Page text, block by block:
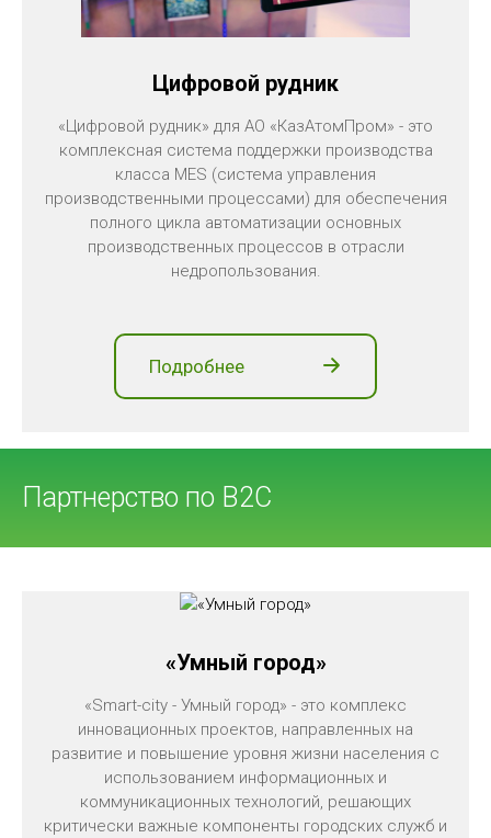
Цифровой рудник
«Цифровой рудник» для АО «КазАтомПром» - это
комплексная система поддержки производства
класса MES (система управления
производственными процессами) для обеспечения
полного цикла автоматизации основных
производственных процессов в отрасли
недропользования.
Подробнее
Партнерство по В2С
«Умный город»
«Smart-city - Умный город» - это комплекс
инновационных проектов, направленных на
развитие и повышение уровня жизни населения с
использованием информационных и
коммуникационных технологий, решающих
критически важные компоненты городских служб и